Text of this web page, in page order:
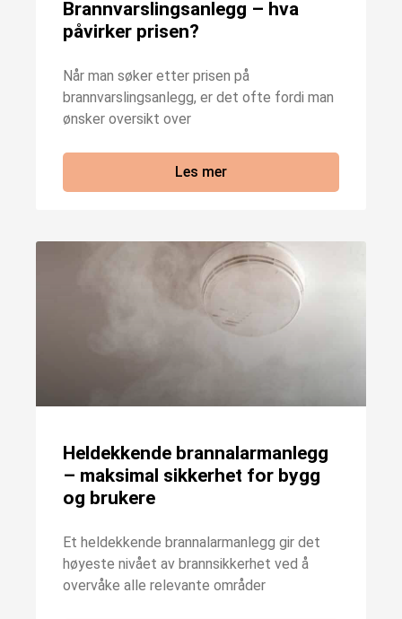
Brannvarslingsanlegg – hva
påvirker prisen?
Når man søker etter prisen på
brannvarslingsanlegg, er det ofte fordi man
ønsker oversikt over
Les mer
Heldekkende brannalarmanlegg
– maksimal sikkerhet for bygg
og brukere
Et heldekkende brannalarmanlegg gir det
høyeste nivået av brannsikkerhet ved å
overvåke alle relevante områder